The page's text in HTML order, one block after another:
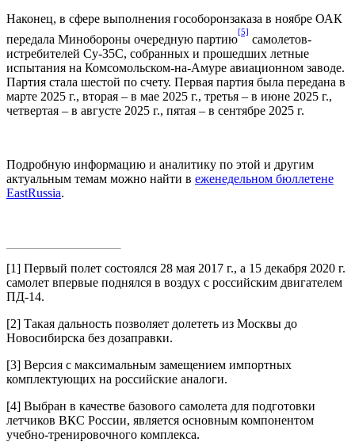
Наконец, в сфере выполнения гособоронзаказа в ноябре ОАК
передала Минобороны очередную партию
[5]
самолетов-
истребителей Су-35С, собранных и прошедших летные
испытания на Комсомольском-на-Амуре авиационном заводе.
Партия стала шестой по счету. Первая партия была передана в
марте 2025 г., вторая – в мае 2025 г., третья – в июне 2025 г.,
четвертая – в августе 2025 г., пятая – в сентябре 2025 г.
Подробную информацию и аналитику по этой и другим
актуальным темам можно найти в еженедельном бюллетене
EastRussia.
[1] Первый полет состоялся 28 мая 2017 г., а 15 декабря 2020 г.
самолет впервые поднялся в воздух с российским двигателем
ПД-14.
[2] Такая дальность позволяет долететь из Москвы до
Новосибирска без дозаправки.
[3] Версия с максимальным замещением импортных
комплектующих на российские аналоги.
[4] Выбран в качестве базового самолета для подготовки
летчиков ВКС России, является основным компонентом
учебно-тренировочного комплекса.